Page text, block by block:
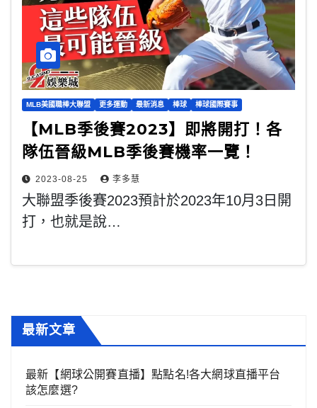
MLB美國職棒大聯盟 更多運動 最新消息 棒球 棒球國際賽事
【MLB季後賽2023】即將開打！各
隊伍晉級MLB季後賽機率一覽！
2023-08-25 李多慧
大聯盟季後賽2023預計於2023年10月3日開
打，也就是說…
最新文章
最新【網球公開賽直播】點點名!各大網球直播平台
該怎麼選?